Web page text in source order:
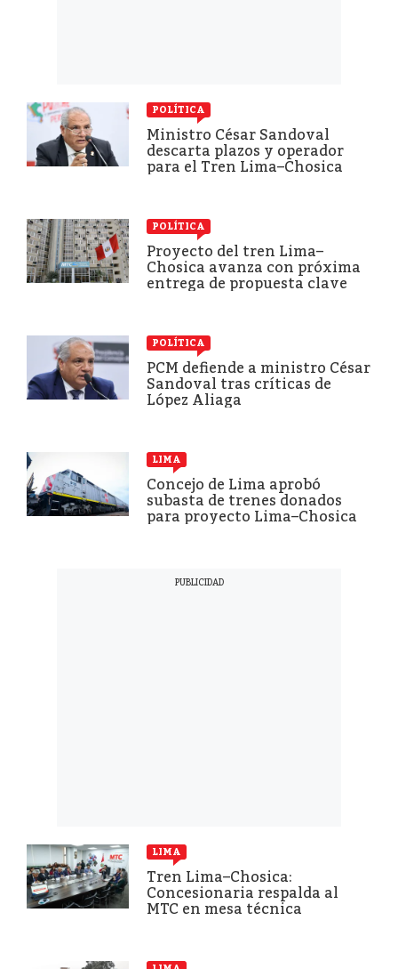
POLÍTICA
Ministro César Sandoval
descarta plazos y operador
para el Tren Lima–Chosica
POLÍTICA
Proyecto del tren Lima–
Chosica avanza con próxima
entrega de propuesta clave
POLÍTICA
PCM defiende a ministro César
Sandoval tras críticas de
López Aliaga
LIMA
Concejo de Lima aprobó
subasta de trenes donados
para proyecto Lima–Chosica
LIMA
Tren Lima–Chosica:
Concesionaria respalda al
MTC en mesa técnica